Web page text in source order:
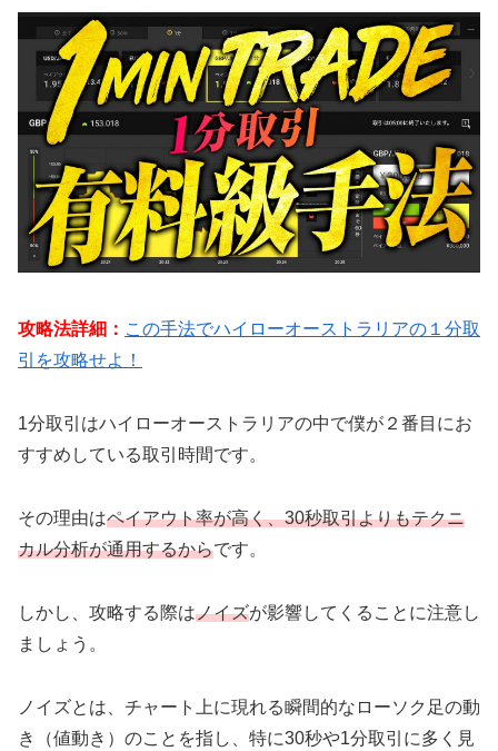
攻略法詳細： この手法でハイローオーストラリアの１分取
引を攻略せよ！
1分取引はハイローオーストラリアの中で僕が２番目にお
すすめしている取引時間です。
その理由はペイアウト率が高く、30秒取引よりもテクニ
カル分析が通用するからです。
しかし、攻略する際はノイズが影響してくることに注意し
ましょう。
ノイズとは、チャート上に現れる瞬間的なローソク足の動
き（値動き）のことを指し、特に30秒や1分取引に多く見